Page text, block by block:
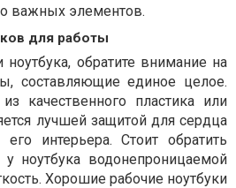
важных элементов.
для работы
ноутбука, обратите внимание на
составляющие единое целое.
качественного пластика или
лучшей защитой для сердца
интерьера. Стоит обратить
ноутбука водонепроницаемой
Хорошие рабочие ноутбуки